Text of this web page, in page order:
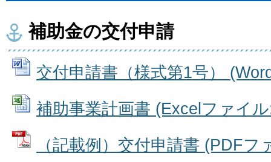
補助金の交付申請
交付申請書（様式第1号）
補助事業計画書 (Excelファイ
（記載例）交付申請書 (PDFフ